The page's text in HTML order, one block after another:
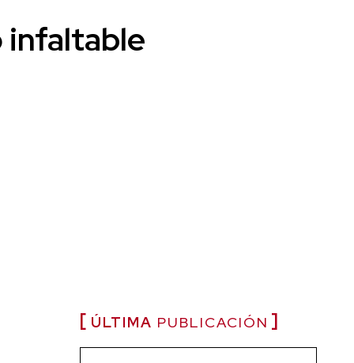
infaltable
ÚLTIMA PUBLICACIÓN